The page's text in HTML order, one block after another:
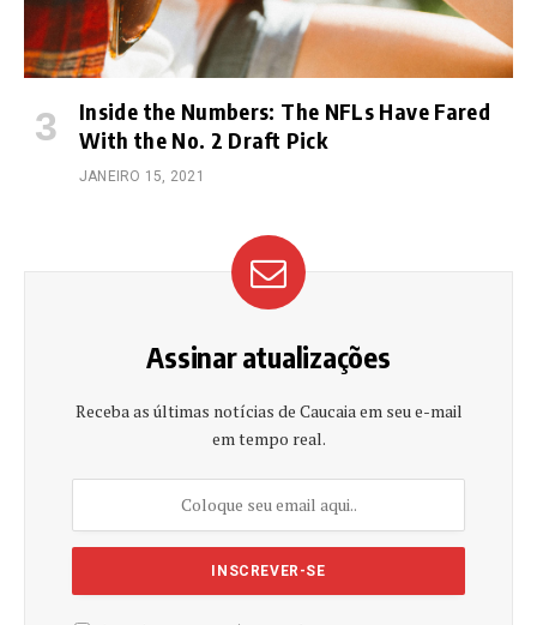
Inside the Numbers: The NFLs Have Fared
With the No. 2 Draft Pick
JANEIRO 15, 2021
Assinar atualizações
Receba as últimas notícias de Caucaia em seu e-mail
em tempo real.